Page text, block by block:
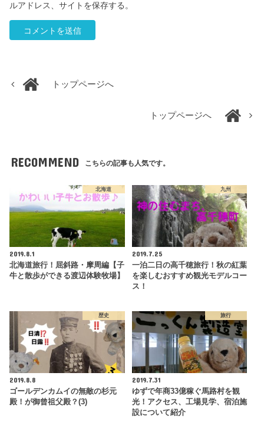
ルアドレス、サイトを保存する。
トップページへ
トップページへ
RECOMMEND こちらの記事も人気です。
北海道
2019.8.1
北海道旅行！屈斜路・摩周編【子
牛と散歩ができる渡辺体験牧場】
九州
2019.7.25
一泊二日の高千穂旅行！秋の紅葉
を楽しむおすすめ観光モデルコー
ス！
歴史
2019.8.8
ゴールデンカムイの無敵の杉元
殿！が御曾祖父殿？(3)
旅行
2019.7.31
ゆずで年商33億稼ぐ馬路村を観
光！アクセス、工場見学、宿泊施
設について紹介